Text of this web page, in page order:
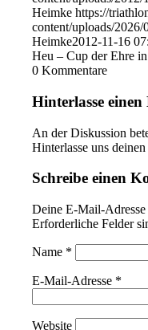
Heimke https://
content/uploads/
Heimke2012-11-16
Heu – Cup der Ehre
0 Kommentare
Hinterlasse
An der Diskussion
Hinterlasse uns
Schreibe einen
Deine E-Mail-
Erforderliche Felder
Name *
E-Mail-Adresse *
Website